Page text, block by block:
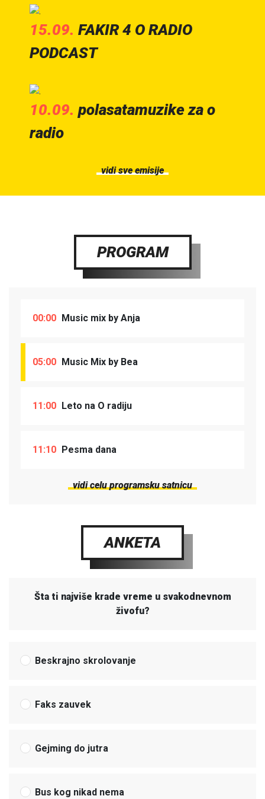
15.09. FAKIR 4 O RADIO
PODCAST
10.09. polasatamuzike za o
radio
vidi sve emisije
PROGRAM
00:00 Music mix by Anja
05:00 Music Mix by Bea
11:00 Leto na O radiju
11:10 Pesma dana
vidi celu programsku satnicu
ANKETA
Šta ti najviše krade vreme u svakodnevnom
živofu?
Beskrajno skrolovanje
Faks zauvek
Gejming do jutra
Bus kog nikad nema